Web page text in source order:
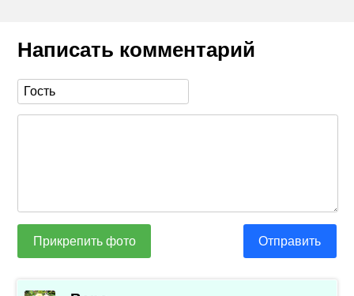
Написать комментарий
Прикрепить фото Отправить